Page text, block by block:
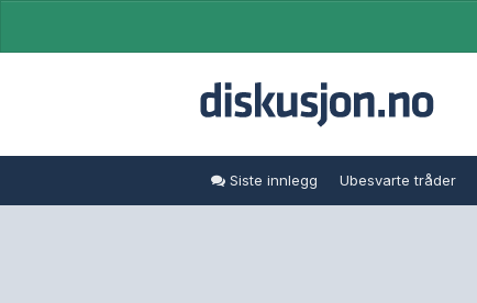
Siste innlegg Ubesvarte tråder